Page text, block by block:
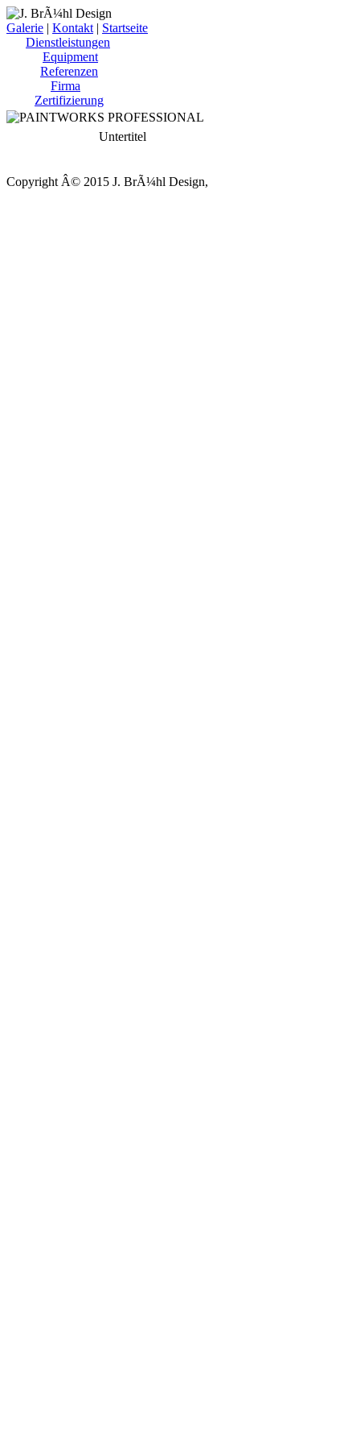
Galerie | Kontakt | Startseite
Dienstleistungen
Equipment
Referenzen
Firma
Zertifizierung
Untertitel
Copyright Â© 2015 J. BrÃ¼hl Design,